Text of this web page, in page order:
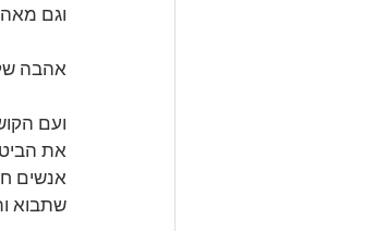
וגם
אהבה
ועם
את
אנשים
שתבוא